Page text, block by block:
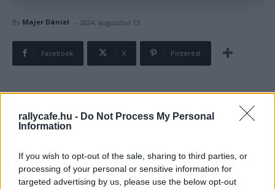
rallycafe.hu - Do Not Process My Personal
Information
If you wish to opt-out of the sale, sharing to third parties, or
processing of your personal or sensitive information for
targeted advertising by us, please use the below opt-out
By Majer Dániel - 2024. augusztus 13.
Facebook X Pinterest
Ma, augusztus 13-án van az évfordulója az 1995-ös
Magyar Nagydíjnak. A Hungaroringen rendezett 10.
csata – hiszen Damon Hill tükörsimán húzta be
pályafutása második mogyoródi győzelmét – hanem
egy meglehetősen groteszk eset miatt érdemes